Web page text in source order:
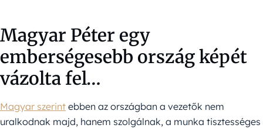
Magyar Péter egy
emberségesebb ország képét
vázolta fel…
Magyar szerint ebben az országban a vezetők nem
uralkodnak majd, hanem szolgálnak, a munka tisztességes